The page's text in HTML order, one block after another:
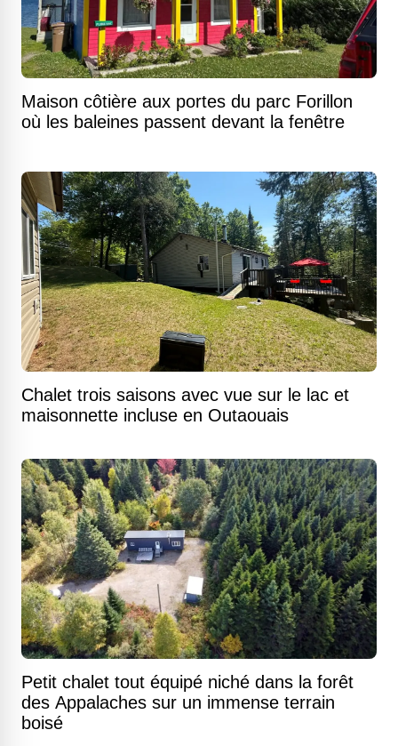
Maison côtière aux portes du parc Forillon
où les baleines passent devant la fenêtre
Chalet trois saisons avec vue sur le lac et
maisonnette incluse en Outaouais
Petit chalet tout équipé niché dans la forêt
des Appalaches sur un immense terrain
boisé